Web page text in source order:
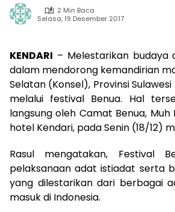
2 Min Baca
Selasa, 19 Desember 2017
KENDARI – Melestarikan budaya
dalam mendorong kemandirian
Selatan (Konsel), Provinsi
melalui festival Benua. Hal
langsung oleh Camat Benua, Muh
hotel Kendari, pada Senin (18/12)
Rasul mengatakan, Festival
pelaksanaan adat istiadat serta
yang dilestarikan dari berbagai
masuk di Indonesia.